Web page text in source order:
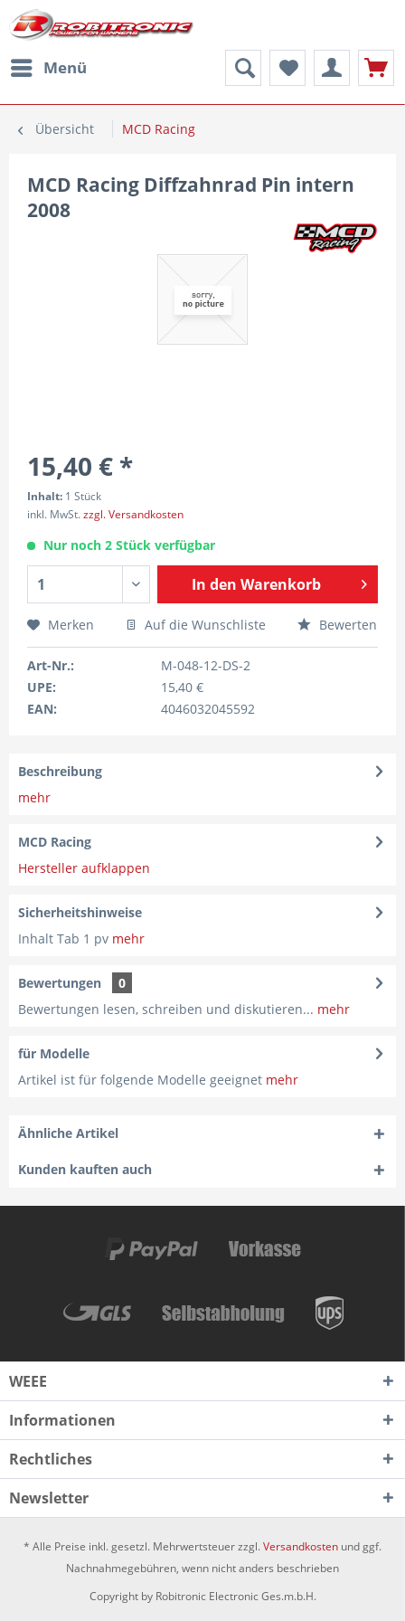
Menü
Übersicht MCD Racing
MCD Racing Diffzahnrad Pin intern
2008
15,40 € *
Inhalt: 1 Stück
inkl. MwSt.zzgl. Versandkosten
Nur noch 2 Stück verfügbar
In den Warenkorb
Merken Auf die Wunschliste Bewerten
Art-Nr.:
M-048-12-DS-2
UPE:
15,40 €
EAN:
4046032045592
Beschreibung
mehr
MCD Racing
Hersteller aufklappen
Sicherheitshinweise
Inhalt Tab 1 pv mehr
Bewertungen
0
Bewertungen lesen, schreiben und diskutieren... mehr
für Modelle
Artikel ist für folgende Modelle geeignet mehr
Ähnliche Artikel
Kunden kauften auch
WEEE
Informationen
Rechtliches
Newsletter
* Alle Preise inkl. gesetzl. Mehrwertsteuer zzgl.Versandkosten und ggf.
Nachnahmegebühren, wenn nicht anders beschrieben
Copyright by Robitronic Electronic Ges.m.b.H.